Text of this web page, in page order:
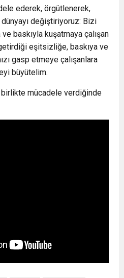
ederek, örgütlenerek,
değiştiriyoruz: Bizi
baskıyla kuşatmaya çalışan
eşitsizliğe, baskıya ve
gasp etmeye çalışanlara
büyütelim.
birlikte mücadele verdiğinde